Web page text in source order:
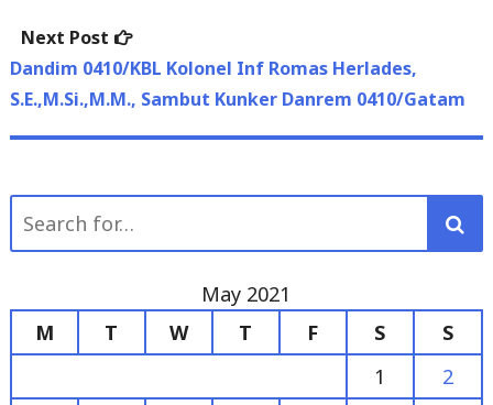
Next Post
Next
post:
Dandim 0410/KBL Kolonel Inf Romas Herlades,
S.E.,M.Si.,M.M., Sambut Kunker Danrem 0410/Gatam
for:
May 2021
M
T W T F S
S
1
2